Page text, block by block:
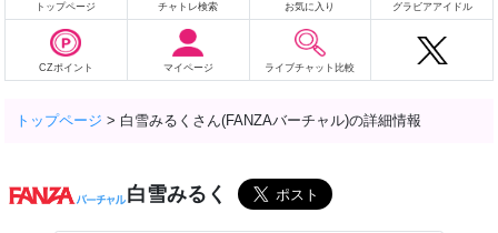
トップページ チャトレ検索 お気に入り グラビアアイドル
CZポイント マイページ ライブチャット比較
トップページ > 白雪みるくさん(FANZAバーチャル)の詳細情報
白雪みるく